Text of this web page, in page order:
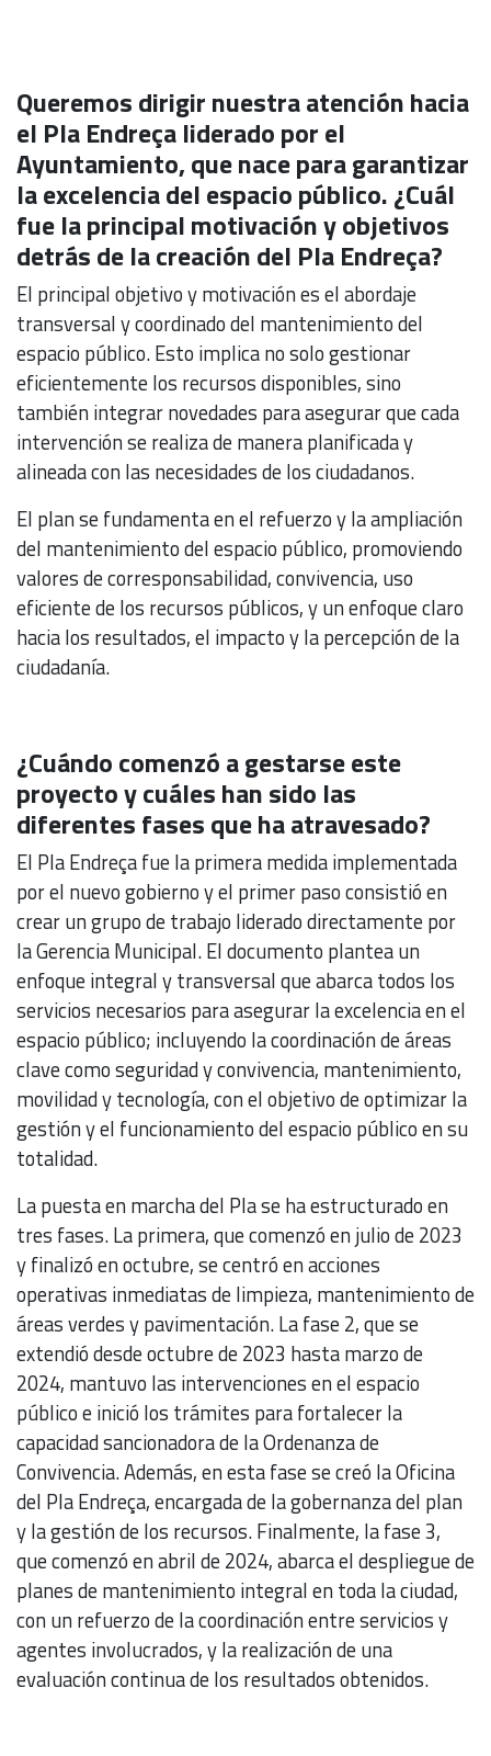
Queremos dirigir nuestra atención hacia
el Pla Endreça liderado por el
Ayuntamiento, que nace para garantizar
la excelencia del espacio público. ¿Cuál
fue la principal motivación y objetivos
detrás de la creación del Pla Endreça?
El principal objetivo y motivación es el abordaje
transversal y coordinado del mantenimiento del
espacio público. Esto implica no solo gestionar
eficientemente los recursos disponibles, sino
también integrar novedades para asegurar que cada
intervención se realiza de manera planificada y
alineada con las necesidades de los ciudadanos.
El plan se fundamenta en el refuerzo y la ampliación
del mantenimiento del espacio público, promoviendo
valores de corresponsabilidad, convivencia, uso
eficiente de los recursos públicos, y un enfoque claro
hacia los resultados, el impacto y la percepción de la
ciudadanía.
¿Cuándo comenzó a gestarse este
proyecto y cuáles han sido las
diferentes fases que ha atravesado?
El Pla Endreça fue la primera medida implementada
por el nuevo gobierno y el primer paso consistió en
crear un grupo de trabajo liderado directamente por
la Gerencia Municipal. El documento plantea un
enfoque integral y transversal que abarca todos los
servicios necesarios para asegurar la excelencia en el
espacio público; incluyendo la coordinación de áreas
clave como seguridad y convivencia, mantenimiento,
movilidad y tecnología, con el objetivo de optimizar la
gestión y el funcionamiento del espacio público en su
totalidad.
La puesta en marcha del Pla se ha estructurado en
tres fases. La primera, que comenzó en julio de 2023
y finalizó en octubre, se centró en acciones
operativas inmediatas de limpieza, mantenimiento de
áreas verdes y pavimentación. La fase 2, que se
extendió desde octubre de 2023 hasta marzo de
2024, mantuvo las intervenciones en el espacio
público e inició los trámites para fortalecer la
capacidad sancionadora de la Ordenanza de
Convivencia. Además, en esta fase se creó la Oficina
del Pla Endreça, encargada de la gobernanza del plan
y la gestión de los recursos. Finalmente, la fase 3,
que comenzó en abril de 2024, abarca el despliegue de
planes de mantenimiento integral en toda la ciudad,
con un refuerzo de la coordinación entre servicios y
agentes involucrados, y la realización de una
evaluación continua de los resultados obtenidos.